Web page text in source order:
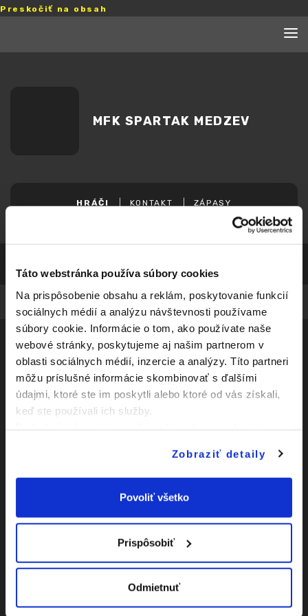
Táto webstránka používa súbory cookies
Na prispôsobenie obsahu a reklám, poskytovanie funkcií
sociálnych médií a analýzu návštevnosti používame
súbory cookie. Informácie o tom, ako používate naše
webové stránky, poskytujeme aj našim partnerom v
oblasti sociálnych médií, inzercie a analýzy. Títo partneri
môžu príslušné informácie skombinovať s ďalšími
údajmi, ktoré ste im poskytli alebo ktoré od vás získali,
keď ste používali ich služby.
Zobraziť detaily
Povoliť všetko
Prispôsobiť
Odmietnuť
Preskočiť na obsah
MFK SPARTAK MEDZEV
HRÁČI KONTAKT ZÁPASY
Zápasy
Kluby
Vyhlásenie o
prístupnosti
Nastavenia Cookies |
webu
Social
Facebook
Instagram